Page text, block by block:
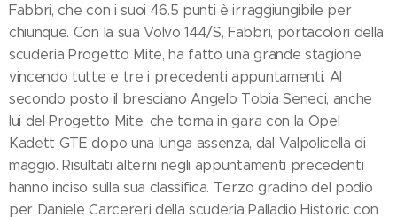
Fabbri, che con i suoi 46.5 punti è irraggiungibile per
chiunque. Con la sua Volvo 144/S, Fabbri, portacolori della
scuderia Progetto Mite, ha fatto una grande stagione,
vincendo tutte e tre i precedenti appuntamenti. Al
secondo posto il bresciano Angelo Tobia Seneci, anche
lui del Progetto Mite, che torna in gara con la Opel
Kadett GTE dopo una lunga assenza, dal Valpolicella di
maggio. Risultati alterni negli appuntamenti precedenti
hanno inciso sulla sua classifica. Terzo gradino del podio
per Daniele Carcereri della scuderia Palladio Historic con